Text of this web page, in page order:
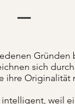
Gründen
sich durch
ihre Originalität
intelligent, weil